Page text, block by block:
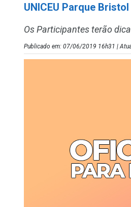
UNICEU Parque
Os Participantes terão
Publicado em: 07/06/2019 16h31 |